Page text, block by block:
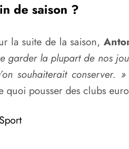
de saison ?
la suite de la saison,
garder la plupart de nos
souhaiterait conserver. »
quoi pousser des clubs